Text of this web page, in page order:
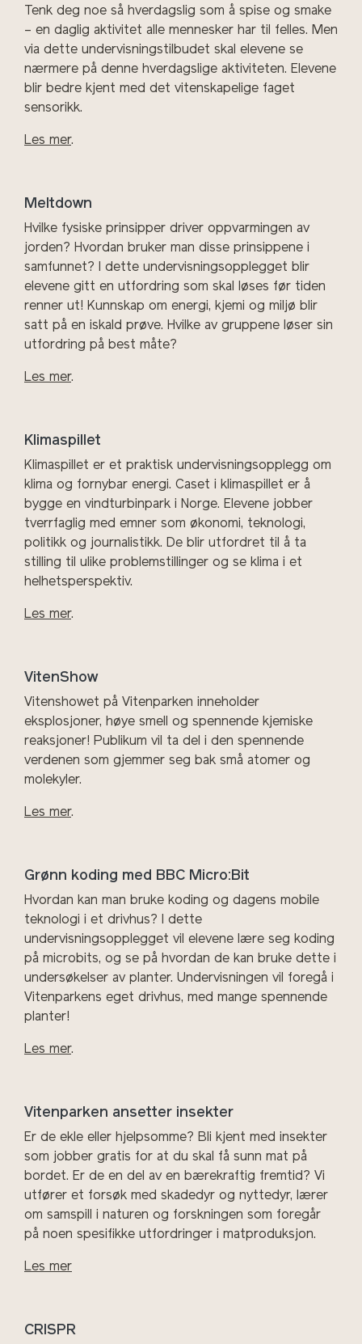
Tenk deg noe så hverdagslig som å spise og smake
– en daglig aktivitet alle mennesker har til felles. Men
via dette undervisningstilbudet skal elevene se
nærmere på denne hverdagslige aktiviteten. Elevene
blir bedre kjent med det vitenskapelige faget
sensorikk.
Les mer.
Meltdown
Hvilke fysiske prinsipper driver oppvarmingen av
jorden? Hvordan bruker man disse prinsippene i
samfunnet? I dette undervisningsopplegget blir
elevene gitt en utfordring som skal løses før tiden
renner ut! Kunnskap om energi, kjemi og miljø blir
satt på en iskald prøve. Hvilke av gruppene løser sin
utfordring på best måte?
Les mer.
Klimaspillet
Klimaspillet er et praktisk undervisningsopplegg om
klima og fornybar energi. Caset i klimaspillet er å
bygge en vindturbinpark i Norge. Elevene jobber
tverrfaglig med emner som økonomi, teknologi,
politikk og journalistikk. De blir utfordret til å ta
stilling til ulike problemstillinger og se klima i et
helhetsperspektiv.
Les mer.
VitenShow
Vitenshowet på Vitenparken inneholder
eksplosjoner, høye smell og spennende kjemiske
reaksjoner! Publikum vil ta del i den spennende
verdenen som gjemmer seg bak små atomer og
molekyler.
Les mer.
Grønn koding med BBC Micro:Bit
Hvordan kan man bruke koding og dagens mobile
teknologi i et drivhus? I dette
undervisningsopplegget vil elevene lære seg koding
på microbits, og se på hvordan de kan bruke dette i
undersøkelser av planter. Undervisningen vil foregå i
Vitenparkens eget drivhus, med mange spennende
planter!
Les mer.
Vitenparken ansetter insekter
Er de ekle eller hjelpsomme? Bli kjent med insekter
som jobber gratis for at du skal få sunn mat på
bordet. Er de en del av en bærekraftig fremtid? Vi
utfører et forsøk med skadedyr og nyttedyr, lærer
om samspill i naturen og forskningen som foregår
på noen spesifikke utfordringer i matproduksjon.
Les mer
CRISPR